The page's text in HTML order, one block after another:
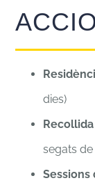
dies)
segats